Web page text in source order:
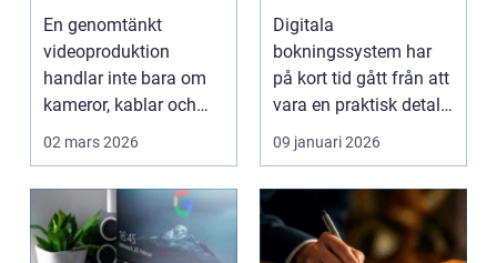
idé till färdig
sändning
En genomtänkt
videoproduktion
handlar inte bara om
kameror, kablar och
skärmar. Den handlar
02 mars 2026
rätt
bokningssystem
Digitala
bokningssystem har
på kort tid gått från att
vara en praktisk detalj
till...
09 januari 2026